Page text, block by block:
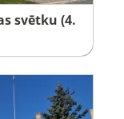
svētku (4.